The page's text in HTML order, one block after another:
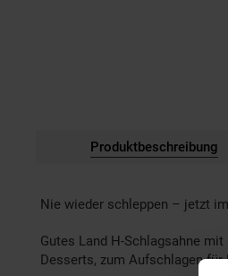
Produktbeschreibung
Nie wieder schleppen – jetzt
Gutes Land H-Schlagsahne
Desserts, zum Aufschlagen